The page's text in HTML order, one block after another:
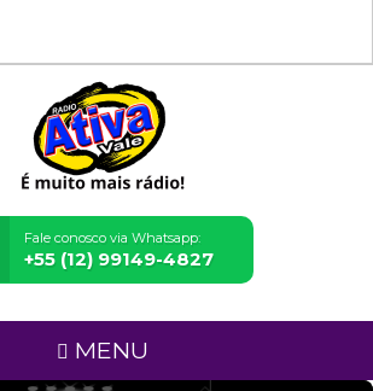
Fale conosco via Whatsapp:
+55 (12) 99149-4827
MENU